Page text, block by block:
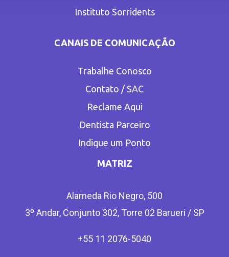
Instituto Sorridents
CANAIS DE COMUNICAÇÃO
Trabalhe Conosco
Contato / SAC
Reclame Aqui
Dentista Parceiro
Indique um Ponto
MATRIZ
Alameda Rio Negro, 500
3º Andar, Conjunto 302, Torre 02 Barueri / SP
+55 11 2076-5040